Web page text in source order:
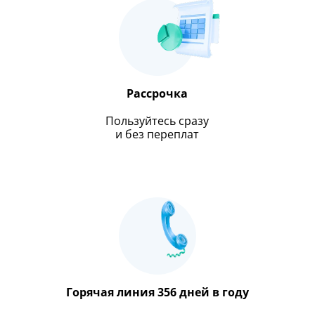
Рассрочка
Пользуйтесь сразу
и без переплат
Горячая линия 356 дней в году